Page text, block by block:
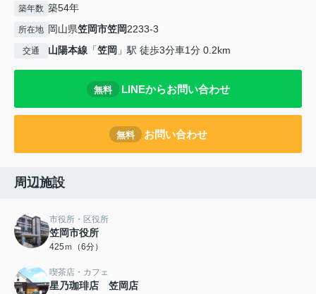
築年数 築54年
所在地 岡山県笠岡市笠岡2233-3
交通 山陽本線 「笠岡 」駅 徒歩3分車1分 0.2km
無料 LINEからお問い合わせ
無料 お問い合わせ
周辺施設
市役所・区役所
笠岡市役所
425ｍ（6分）
喫茶店・カフェ
星乃珈琲店 笠岡店